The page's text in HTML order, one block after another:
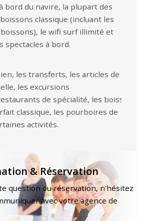
bord du navire, la plupart des
classique (incluant les
le wifi surf illimité et
spectacles à bord.
les transferts, les articles de
les excursions
de spécialité, les boissons
classique, les pourboires de
activités.
& Réservation
question ou réservation, n'hésitez
avec votre agence de